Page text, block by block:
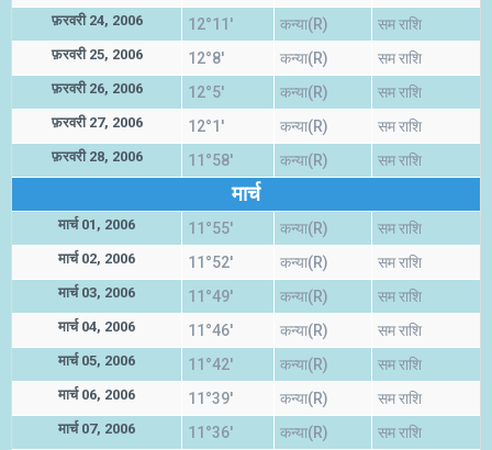
फ़रवरी 24, 2006 12°11' कन्या(R) सम राशि
फ़रवरी 25, 2006 12°8' कन्या(R) सम राशि
फ़रवरी 26, 2006 12°5' कन्या(R) सम राशि
फ़रवरी 27, 2006 12°1' कन्या(R) सम राशि
फ़रवरी 28, 2006 11°58' कन्या(R) सम राशि
मार्च
मार्च 01, 2006 11°55' कन्या(R) सम राशि
मार्च 02, 2006 11°52' कन्या(R) सम राशि
मार्च 03, 2006 11°49' कन्या(R) सम राशि
मार्च 04, 2006 11°46' कन्या(R) सम राशि
मार्च 05, 2006 11°42' कन्या(R) सम राशि
मार्च 06, 2006 11°39' कन्या(R) सम राशि
मार्च 07, 2006 11°36' कन्या(R) सम राशि